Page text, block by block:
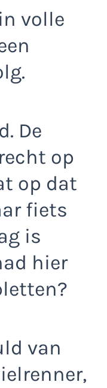
volle
De
op
op dat
fiets
is
hier
van